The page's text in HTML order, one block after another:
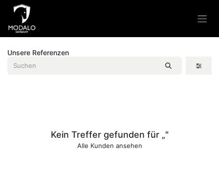
Zum Inhalt springen
Unsere Referenzen
Kein Treffer gefunden für „"
Alle Kunden ansehen